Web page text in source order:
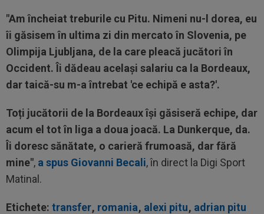
"Am încheiat treburile cu Pitu. Nimeni nu-l dorea, eu
îi găsisem în ultima zi din mercato în Slovenia, pe
Olimpija Ljubljana, de la care pleacă jucători în
Occident. Îi dădeau același salariu ca la Bordeaux,
dar taică-su m-a întrebat 'ce echipă e asta?'.
Toți jucătorii de la Bordeaux își găsiseră echipe, dar
acum el tot în liga a doua joacă. La Dunkerque, da.
Îi doresc sănătate, o carieră frumoasă, dar fără
mine", a spus Giovanni Becali, în direct la Digi Sport
Matinal.
Etichete: transfer, romania, alexi pitu, adrian pitu